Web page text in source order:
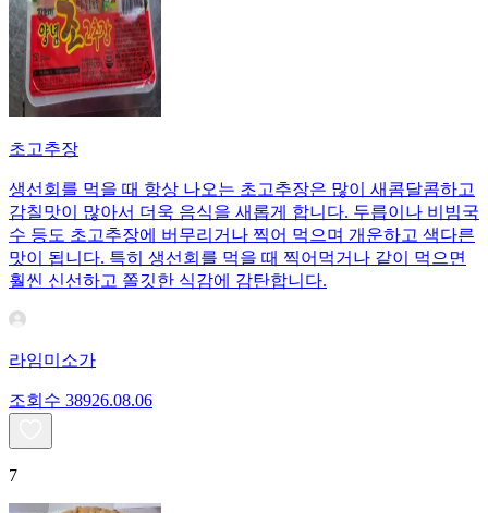
초고추장
생선회를 먹을 때 항상 나오는 초고추장은 많이 새콤달콤하고
감칠맛이 많아서 더욱 음식을 새롭게 합니다. 두릅이나 비빔국
수 등도 초고추장에 버무리거나 찍어 먹으며 개운하고 색다른
맛이 됩니다. 특히 생선회를 먹을 때 찍어먹거나 같이 먹으면
훨씬 신선하고 쫄깃한 식감에 감탄합니다.
라임미소가
조회수 38926.08.06
7